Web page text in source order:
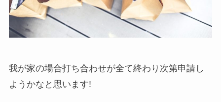
我が家の場合打ち合わせが全て終わり次第申請し
ようかなと思います!